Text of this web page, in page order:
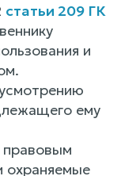
статьи 209 ГК
и
ему
охраняемые